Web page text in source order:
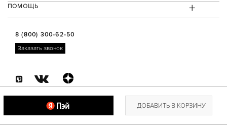
ДОБАВИТЬ В КОРЗИНУ
ПОМОЩЬ +
8 (800) 300-62-50
Заказать звонок
Copyright © 2026 Michael Kors. Все права защищены. /Политика приватности